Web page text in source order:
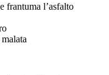
frantuma l’asfalto